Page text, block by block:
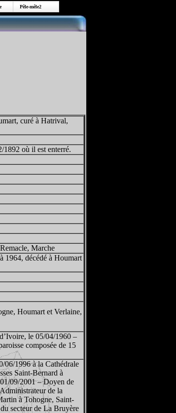
Pêle-mêle2
curé à Hatrival,
1892 où il est enterré.
Marche
1964, décédé à Houmart
Houmart et Verlaine,
le 05/04/1960 –
composée de 15
06/1996 à la Cathédrale
Saint-Bernard à
09/2001 – Doyen de
de la
à Tohogne, Saint-
secteur de La Bruyère